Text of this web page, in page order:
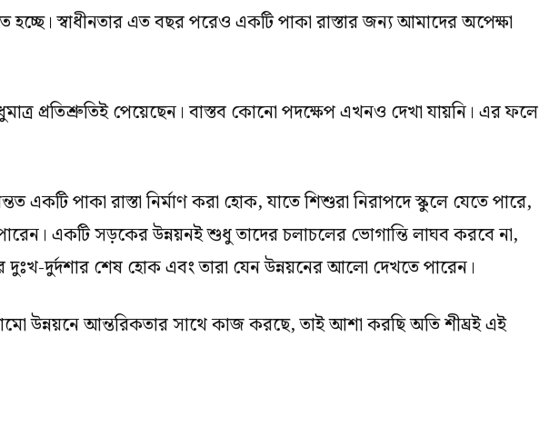
স্বাধীনতার এত বছর পরেও একটি পাকা রাস্তার জন্য আমাদের অপেক্ষা
প্রতিশ্রুতিই পেয়েছেন। বাস্তব কোনো পদক্ষেপ এখনও দেখা যায়নি। এর ফলে
পাকা রাস্তা নির্মাণ করা হোক, যাতে শিশুরা নিরাপদে স্কুলে যেতে পারে,
একটি সড়কের উন্নয়নই শুধু তাদের চলাচলের ভোগান্তি লাঘব করবে না,
দুঃখ-দুর্দশার শেষ হোক এবং তারা যেন উন্নয়নের আলো দেখতে পারেন।
উন্নয়নে আন্তরিকতার সাথে কাজ করছে, তাই আশা করছি অতি শীঘ্রই এই